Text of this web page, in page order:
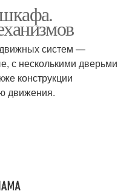
систем —
с несколькими дверьми
конструкции
движения.